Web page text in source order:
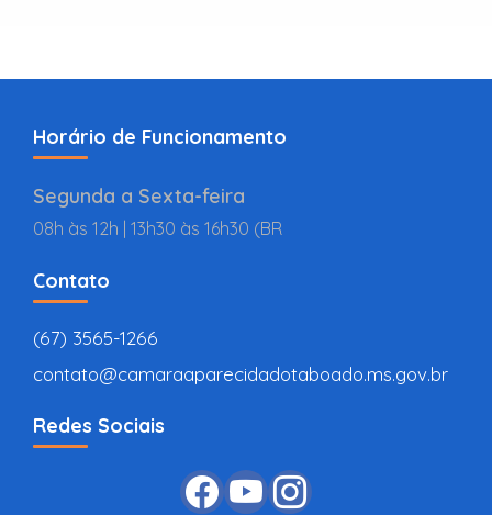
Horário de Funcionamento
Segunda a Sexta-feira
08h às 12h | 13h30 às 16h30 (BR
Contato
(67) 3565-1266
contato@camaraaparecidadotaboado.ms.gov.br
Redes Sociais